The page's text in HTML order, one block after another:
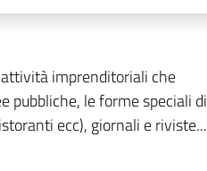
imprenditoriali che
pubbliche, le forme speciali di
ecc), giornali e riviste...